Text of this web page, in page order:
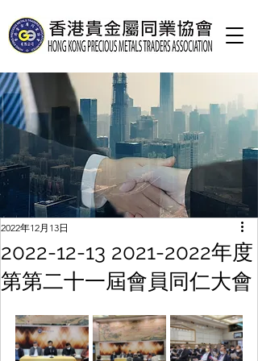
2022-12-13 2021-2022年度
第第二十一屆會員同仁大會
2022年12月13日